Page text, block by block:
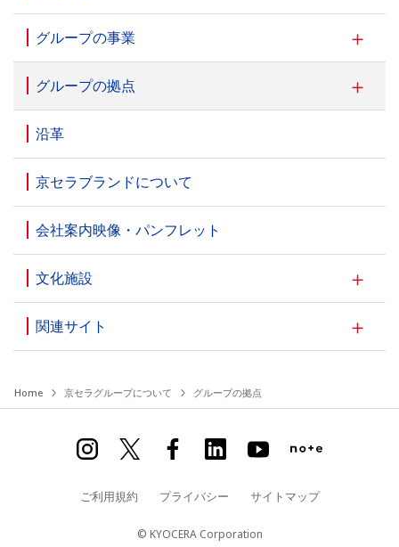
グループの事業
グループの拠点
沿革
京セラブランドについて
会社案内映像・パンフレット
文化施設
関連サイト
Home 京セラグループについて グループの拠点
ご利用規約 プライバシー サイトマップ
© KYOCERA Corporation